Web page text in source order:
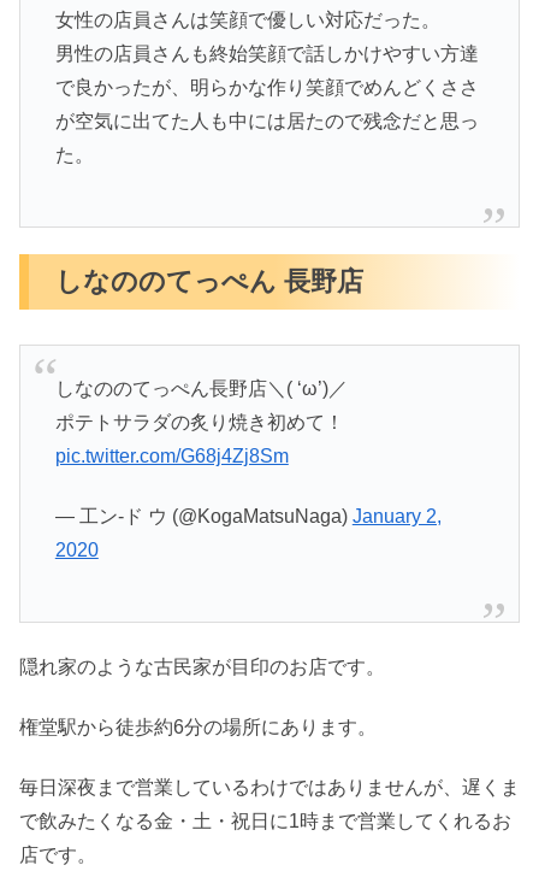
女性の店員さんは笑顔で優しい対応だった。
男性の店員さんも終始笑顔で話しかけやすい方達
で良かったが、明らかな作り笑顔でめんどくささ
が空気に出てた人も中には居たので残念だと思っ
た。
しなののてっぺん 長野店
しなののてっぺん長野店＼( ‘ω’)／
ポテトサラダの炙り焼き初めて！
pic.twitter.com/G68j4Zj8Sm
— 工ン-ド ウ (@KogaMatsuNaga) January 2,
2020
隠れ家のような古民家が目印のお店です。
権堂駅から徒歩約6分の場所にあります。
毎日深夜まで営業しているわけではありませんが、遅くま
で飲みたくなる金・土・祝日に1時まで営業してくれるお
店です。